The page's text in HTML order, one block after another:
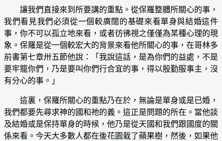
讓我們直接來到所要講的重點。從保羅整體所關心的事，
我們看見我們必須從一個較廣闊的基礎來看單身與結婚這件
事，你不可以孤立地來看，或者彷彿視之僅僅為某種心理的現
象。保羅是從一個較宏大的背景來看他所關心的事，在哥林多
前書第七章卅五節他說：「我說這話，是為你們的益處，不是
要牢籠你們，乃是要叫你們行合宜的事，得以殷勤服事主，沒
有分心的事。」
這裏，保羅所關心的重點乃在於，無論是單身或是已婚，
我們都要先尋求神的國和祂的義。這正是問題的所在。當他談
及結婚或是保持單身的時候，他乃是從天國和我們跟國度的關
係來看。今天大多數人都在後花園栽了蘋果樹，然後，如果他